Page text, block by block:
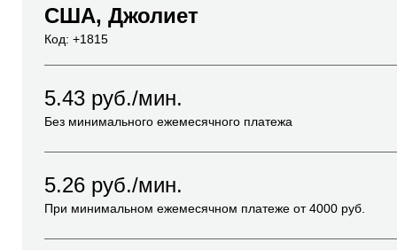
США, Джолиет
Код: +1815
5.43 руб./мин.
Без минимального ежемесячного платежа
5.26 руб./мин.
При минимальном ежемесячном платеже от4000 руб.